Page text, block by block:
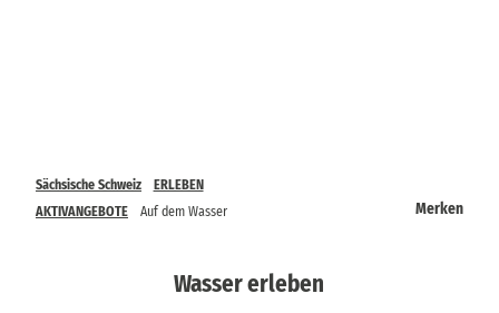
Sächsische Schweiz
ERLEBEN
AKTIVANGEBOTE
Auf dem Wasser Merken
Wasser erleben